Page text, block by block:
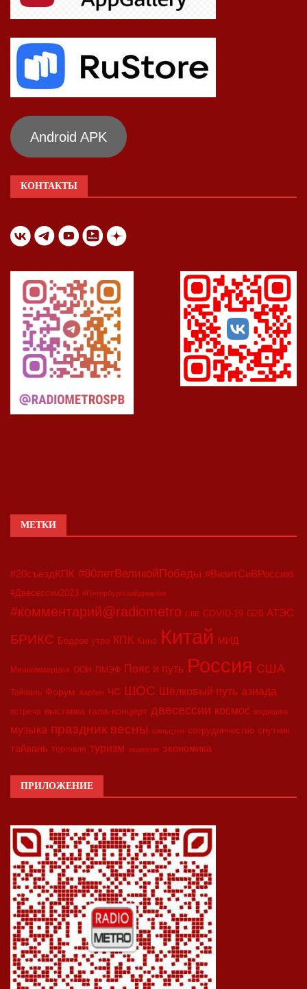
Android APK
КОНТАКТЫ
МЕТКИ
#20съездКПК #80летВеликойПобеды #ВизитСиВРоссию
#Двесессии2023 #Петербургскийдневник
#комментарий@radiometro CIIE COVID-19 G20 АТЭС
БРИКС Бодрое утро КПК Кино Китай МИД
Минкоммерции ООН ПМЭФ Пояс и путь Россия США
Тайвань Форум Харбин ЧС ШОС Шёлковый путь азиада
встреча выставка гала-концерт двесессии космос медицина
музыка праздник весны синьцзян сотрудничество спутник
тайвань торговля туризм экология экономика
ПРИЛОЖЕНИЕ